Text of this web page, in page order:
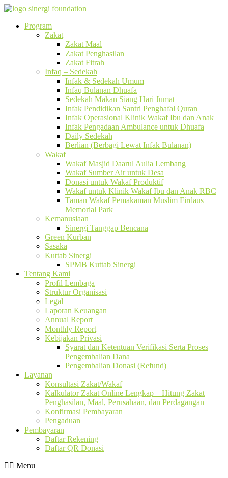
Program
Zakat
Zakat Maal
Zakat Penghasilan
Zakat Fitrah
Infaq – Sedekah
Infak & Sedekah Umum
Infaq Bulanan Dhuafa
Sedekah Makan Siang Hari Jumat
Infak Pendidikan Santri Penghafal Quran
Infak Operasional Klinik Wakaf Ibu dan Anak
Infak Pengadaan Ambulance untuk Dhuafa
Daily Sedekah
Berlian (Berbagi Lewat Infak Bulanan)
Wakaf
Wakaf Masjid Daarul Aulia Lembang
Wakaf Sumber Air untuk Desa
Donasi untuk Wakaf Produktif
Wakaf untuk Klinik Wakaf Ibu dan Anak RBC
Taman Wakaf Pemakaman Muslim Firdaus
Memorial Park
Kemanusiaan
Sinergi Tanggap Bencana
Green Kurban
Sasaka
Kuttab Sinergi
SPMB Kuttab Sinergi
Tentang Kami
Profil Lembaga
Struktur Organisasi
Legal
Laporan Keuangan
Annual Report
Monthly Report
Kebijakan Privasi
Syarat dan Ketentuan Verifikasi Serta Proses
Pengembalian Dana
Pengembalian Donasi (Refund)
Layanan
Konsultasi Zakat/Wakaf
Kalkulator Zakat Online Lengkap – Hitung Zakat
Penghasilan, Maal, Perusahaan, dan Perdagangan
Konfirmasi Pembayaran
Pengaduan
Pembayaran
Daftar Rekening
Daftar QR Donasi
Menu